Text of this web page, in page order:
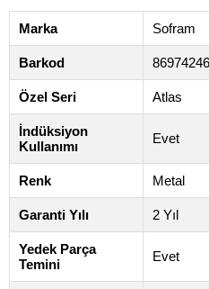
Marka Sofram
Barkod
Özel Seri Atlas
İndüksiyon
Kullanımı
Evet
Renk Metal
Garanti Yılı 2 Yıl
Yedek Parça
Temini
Evet